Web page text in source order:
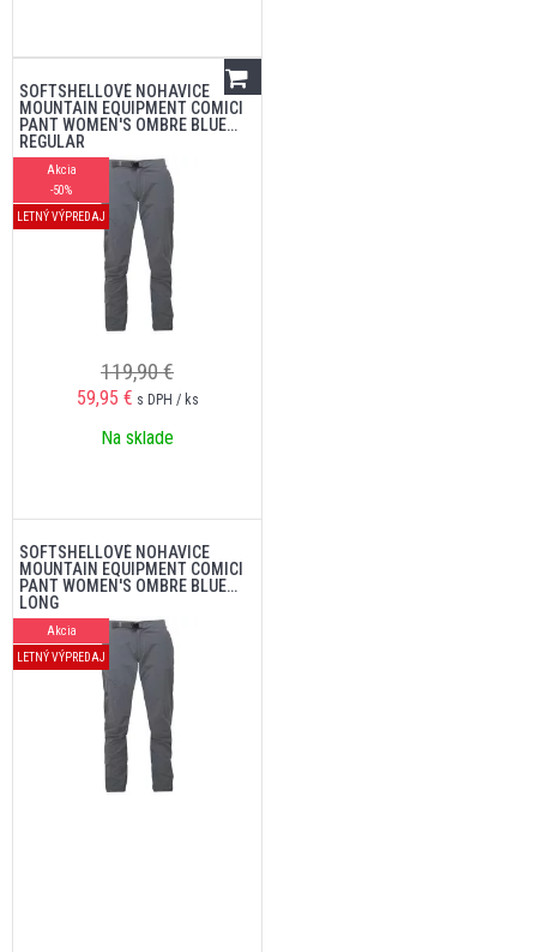
SOFTSHELLOVÉ NOHAVICE
MOUNTAIN EQUIPMENT COMICI
PANT WOMEN'S OMBRE BLUE
REGULAR
Akcia
-50%
LETNÝ VÝPREDAJ
119,90 €
59,95 € s DPH / ks
Na sklade
SOFTSHELLOVÉ NOHAVICE
MOUNTAIN EQUIPMENT COMICI
PANT WOMEN'S OMBRE BLUE
LONG
Akcia
LETNÝ VÝPREDAJ